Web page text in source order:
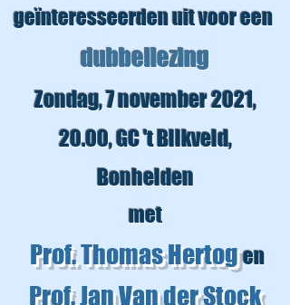
geïnteresseerden uit voor een
dubbellezing
Zondag, 7 november 2021,
20.00,GC 't Blikveld,
Bonheiden
met
Prof. Thomas Hertogen
Prof. Jan Van der Stock